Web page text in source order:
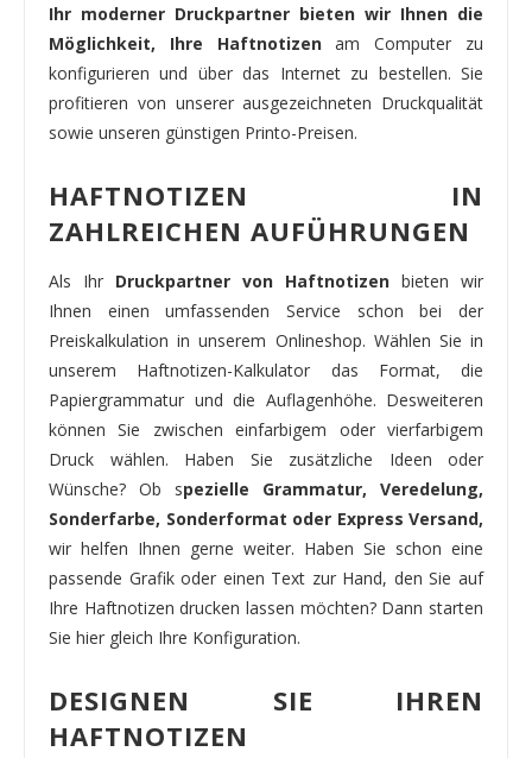
Ihr moderner Druckpartner bieten wir Ihnen die
Möglichkeit, Ihre Haftnotizenam Computer zu
konfigurieren und über das Internet zu bestellen. Sie
profitieren von unserer ausgezeichneten Druckqualität
sowie unseren günstigen Printo-Preisen.
HAFTNOTIZEN IN
ZAHLREICHEN AUFÜHRUNGEN
Als Ihr Druckpartner von Haftnotizen bieten wir
Ihnen einen umfassenden Service schon bei der
Preiskalkulation in unserem Onlineshop. Wählen Sie in
unserem Haftnotizen-Kalkulator das Format, die
Papiergrammatur und die Auflagenhöhe. Desweiteren
können Sie zwischen einfarbigem oder vierfarbigem
Druck wählen. Haben Sie zusätzliche Ideen oder
Wünsche? Ob spezielle Grammatur, Veredelung,
Sonderfarbe, Sonderformat oder Express Versand,
wir helfen Ihnen gerne weiter. Haben Sie schon eine
passende Grafik oder einen Text zur Hand, den Sie auf
Ihre Haftnotizen drucken lassen möchten? Dann starten
Sie hier gleich Ihre Konfiguration.
DESIGNEN SIE IHREN
HAFTNOTIZEN